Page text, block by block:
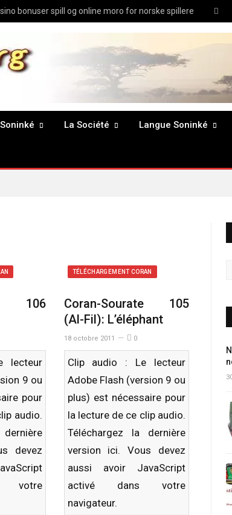
bonuser spill og online moro for norske spillere
La Société Langue Soninké
106
lecteur
9 ou
pour
audio.
devez
votre
TÉLÉCHARGEMENT CORAN
Coran-Sourate 105
(Al-Fil): L’éléphant
18 octobre 2011 0
Clip audio : Le lecteur
Adobe Flash (version 9 ou
plus) est nécessaire pour
la lecture de ce clip audio.
Téléchargez la dernière
version ici. Vous devez
aussi avoir JavaScript
activé dans votre
navigateur.